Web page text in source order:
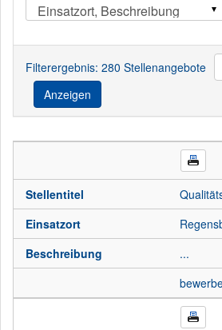
Einsatzort, Beschreibung
Filterergebnis: 280 Stellenangebote
Anzeigen
Stellentitel
Einsatzort
Beschreibung
...